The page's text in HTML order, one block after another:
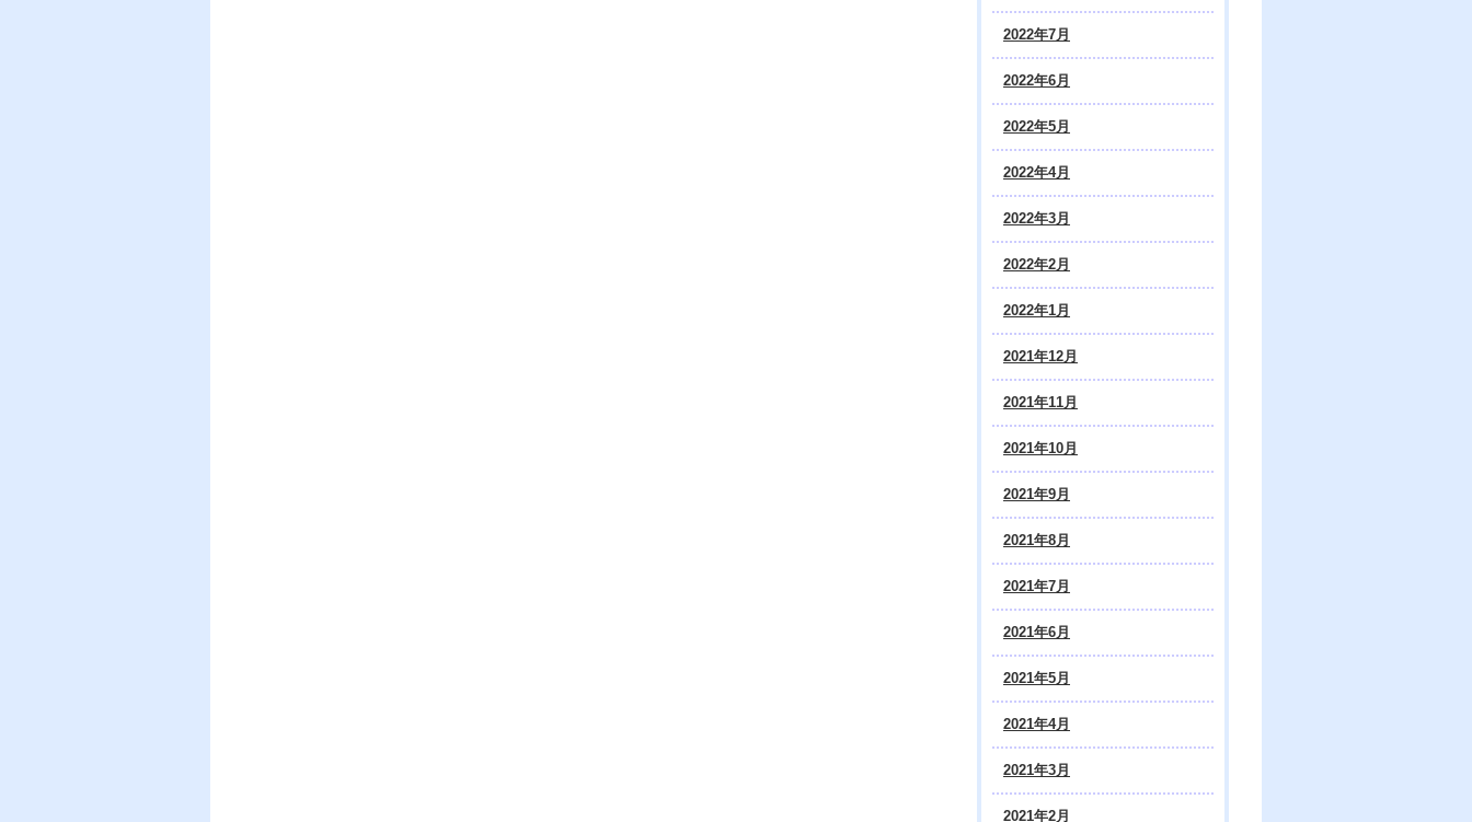
2022年7月
2022年6月
2022年5月
2022年4月
2022年3月
2022年2月
2022年1月
2021年12月
2021年11月
2021年10月
2021年9月
2021年8月
2021年7月
2021年6月
2021年5月
2021年4月
2021年3月
2021年2月